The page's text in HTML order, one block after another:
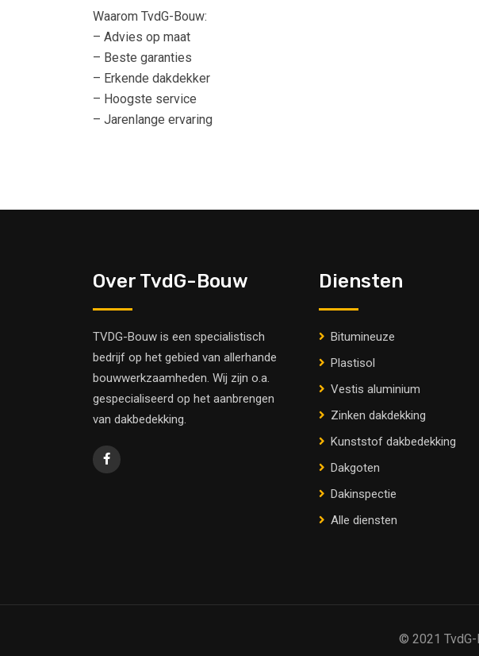
Waarom TvdG-Bouw:
– Advies op maat
– Beste garanties
– Erkende dakdekker
– Hoogste service
– Jarenlange ervaring
Over TvdG-Bouw
TVDG-Bouw is een specialistisch
bedrijf op het gebied van allerhande
bouwwerkzaamheden. Wij zijn o.a.
gespecialiseerd op het aanbrengen
van dakbedekking.
Diensten
Bitumineuze
Plastisol
Vestis aluminium
Zinken dakdekking
Kunststof dakbedekking
Dakgoten
Dakinspectie
Alle diensten
© 2021